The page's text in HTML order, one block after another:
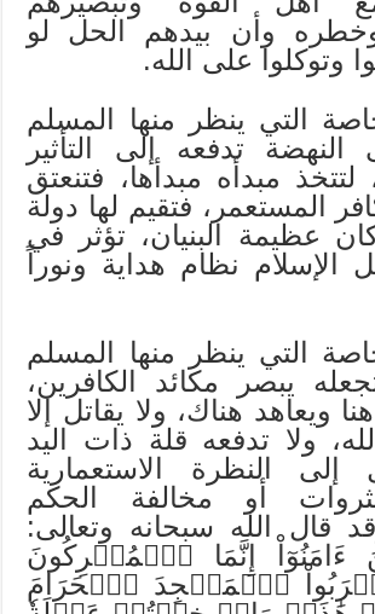
وأن بيدهم الحل لو
وتوكلوا على الله.
التي ينظر منها المسلم
النهضة تدفعه إلى التأثير
لتتخذ مبدأه مبدأها، فتنعتق
المستعمر، فتقيم لها دولة
عظيمة البنيان، تؤثر في
الإسلام نظام هداية ونوراً
التي ينظر منها المسلم
يبصر مكائد الكافرين،
ويعاهد هناك، ولا يقاتل إلا
ولا تدفعه قلة ذات اليد
إلى النظرة الاستعمارية
أو مخالفة الحكم
قال الله سبحانه وتعالى:
ءَامَنُوٓاْ إِنَّمَا ٱلۡمُشۡرِكُونَ
ٱلۡمَسۡجِدَ ٱلۡحَرَامَ